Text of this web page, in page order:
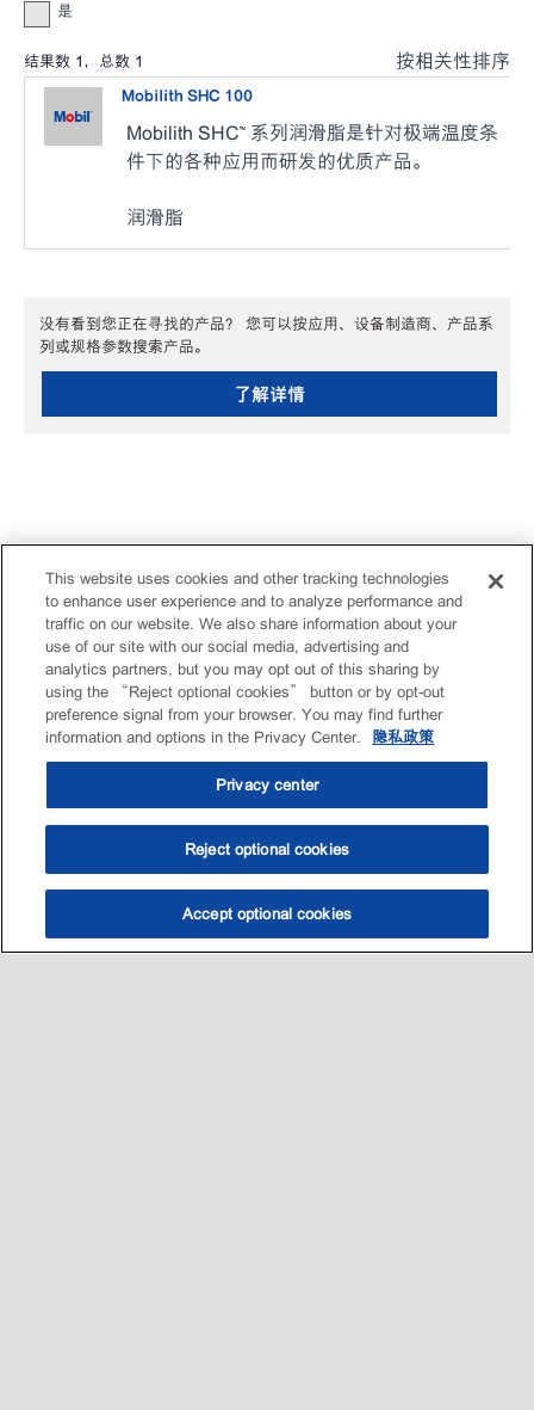
选油助手 查找门店
是
结果数 1 ，总数 1 按相关性排序
Mobilith SHC 100
Mobilith SHC™ 系列润滑脂是针对极端温度条
件下的各种应用而研发的优质产品。
润滑脂
没有看到您正在寻找的产品？ 您可以按应用、设备制造商、产品系
列或规格参数搜索产品。
了解详情
This website uses cookies and other tracking technologies
to enhance user experience and to analyze performance and
traffic on our website. We also share information about your
use of our site with our social media, advertising and
analytics partners, but you may opt out of this sharing by
using the “Reject optional cookies” button or by opt-out
preference signal from your browser. You may find further
information and options in the Privacy Center.
隐私政策
Privacy center
Reject optional cookies
Accept optional cookies